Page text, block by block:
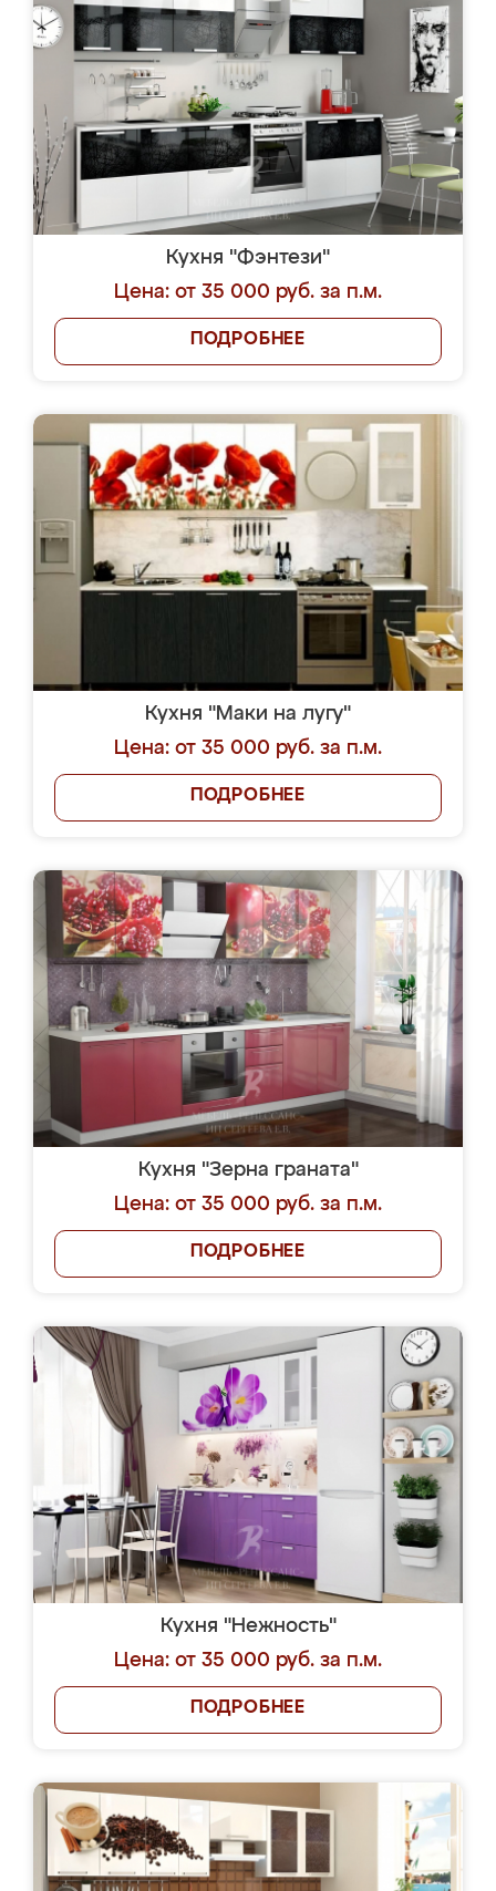
Кухня "Фэнтези"
Цена: от 35 000 руб. за п.м.
ПОДРОБНЕЕ
Кухня "Маки на лугу"
Цена: от 35 000 руб. за п.м.
ПОДРОБНЕЕ
Кухня "Зерна граната"
Цена: от 35 000 руб. за п.м.
ПОДРОБНЕЕ
Кухня "Нежность"
Цена: от 35 000 руб. за п.м.
ПОДРОБНЕЕ